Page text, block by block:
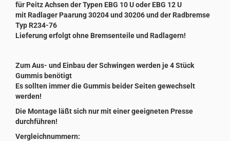
für Peitz Achsen der Typen EBG 10 U oder EBG 12 U
mit Radlager Paarung 30204 und 30206 und der Radbremse
Typ R234-76
Lieferung erfolgt ohne Bremsenteile und Radlagern!
Zum Aus- und Einbau der Schwingen werden je 4 Stück
Gummis benötigt
Es sollten immer die Gummis beider Seiten gewechselt
werden!
Die Montage läßt sich nur mit einer geeigneten Presse
durchführen!
Vergleichnummern: